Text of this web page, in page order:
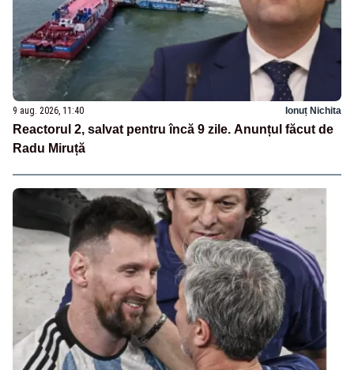
9 aug. 2026, 11:40 Ionuț Nichita
Reactorul 2, salvat pentru încă 9 zile. Anunțul făcut de
Radu Miruță